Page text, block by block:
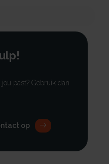
past? Gebruik dan
op